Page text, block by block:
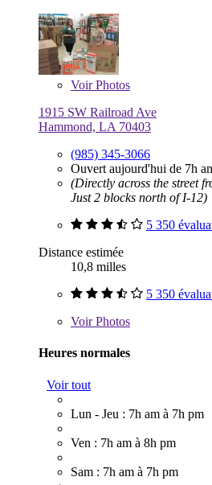
VoirPhotos
1915 SW Railroad Ave
Hammond, LA 70403
(985) 345-3066
Ouvert aujourd'hui de 7h
(Directly across the street
Just 2 blocks north of I-12)
5 350
Distance estimée
10,8 milles
5 350
VoirPhotos
Heures normales
Voir tout
Lun - Jeu : 7h am à 7h pm
Ven : 7h am à 8h pm
Sam : 7h am à 7h pm